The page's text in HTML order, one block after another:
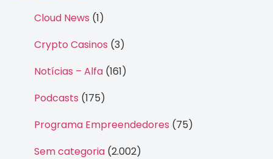
Cloud News (1)
Crypto Casinos (3)
Notícias – Alfa (161)
Podcasts (175)
Programa Empreendedores (75)
Sem categoria (2.002)